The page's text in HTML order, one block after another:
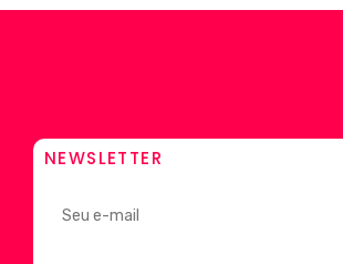
NEWSLETTER